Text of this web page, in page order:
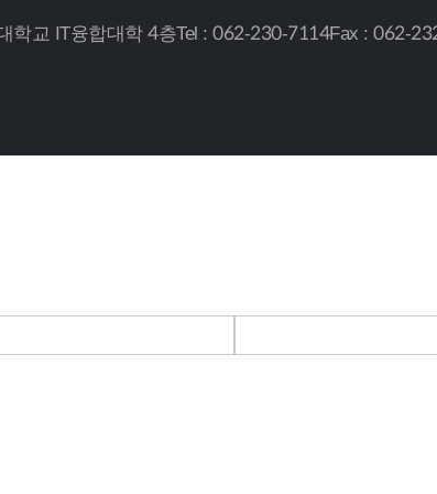
학교 IT융합대학 4층Tel : 062-230-7114Fax : 062-